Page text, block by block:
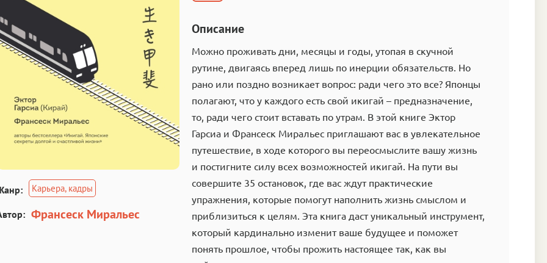
Карьера, кадры
Франсеск Миральес
Описание
Можно проживать дни, месяцы и годы, утопая в скучной
рутине, двигаясь вперед лишь по инерции обязательств. Но
рано или поздно возникает вопрос: ради чего это все? Японцы
полагают, что у каждого есть свой икигай – предназначение,
то, ради чего стоит вставать по утрам. В этой книге Эктор
Гарсиа и Франсеск Миральес приглашают вас в увлекательное
путешествие, в ходе которого вы переосмыслите вашу жизнь
и постигните силу всех возможностей икигай. На пути вы
совершите 35 остановок, где вас ждут практические
упражнения, которые помогут наполнить жизнь смыслом и
приблизиться к целям. Эта книга даст уникальный инструмент,
который кардинально изменит ваше будущее и поможет
понять прошлое, чтобы прожить настоящее так, как вы